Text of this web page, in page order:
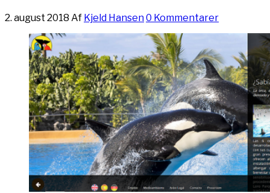
2. august 2018 Af Kjeld Hansen0 Kommentarer